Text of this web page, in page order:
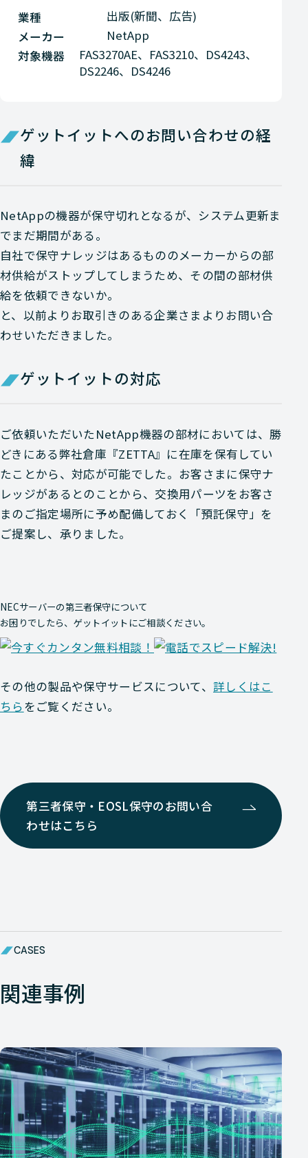
業種
出版(新聞、広告)
メーカー
NetApp
対象機器
FAS3270AE、FAS3210、DS4243、
DS2246、DS4246
ゲットイットへのお問い合わせの経
緯
NetAppの機器が保守切れとなるが、システム更新ま
でまだ期間がある。
自社で保守ナレッジはあるもののメーカーからの部
材供給がストップしてしまうため、その間の部材供
給を依頼できないか。
と、以前よりお取引きのある企業さまよりお問い合
わせいただきました。
ゲットイットの対応
ご依頼いただいたNetApp機器の部材においては、勝
どきにある弊社倉庫『ZETTA』に在庫を保有してい
たことから、対応が可能でした。お客さまに保守ナ
レッジがあるとのことから、交換用パーツをお客さ
まのご指定場所に予め配備しておく「預託保守」を
ご提案し、承りました。
NECサーバーの第三者保守について
お困りでしたら、ゲットイットにご相談ください。
その他の製品や保守サービスについて、詳しくはこ
ちらをご覧ください。
第三者保守・EOSL保守のお問い合
わせはこちら
CASES
関連事例